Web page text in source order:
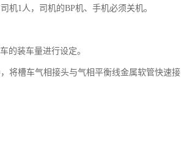
机1人，司机的BP机、手机必须关机。
的装车量进行设定。
将槽车气相接头与气相平衡线金属软管快速接